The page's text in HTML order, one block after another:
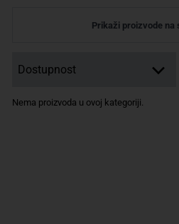
Prikaži proizvode na
Nema proizvoda u ovoj kategoriji.